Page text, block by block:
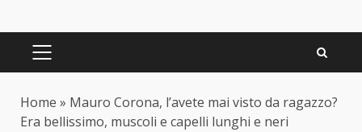
PRIMARY
Home » Mauro Corona, l’avete mai visto da ragazzo?
Era bellissimo, muscoli e capelli lunghi e neri